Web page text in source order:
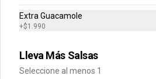
Extra Guacamole
+$1.990
Lleva Más Salsas
Seleccione al menos 1